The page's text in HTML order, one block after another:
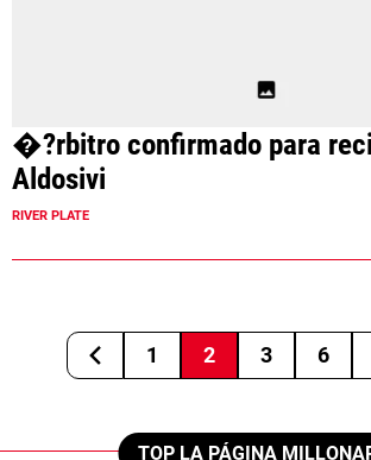
�?rbitro confirmado para
Aldosivi
RIVER PLATE
1 2 3 6
TOP LA PÁGINA